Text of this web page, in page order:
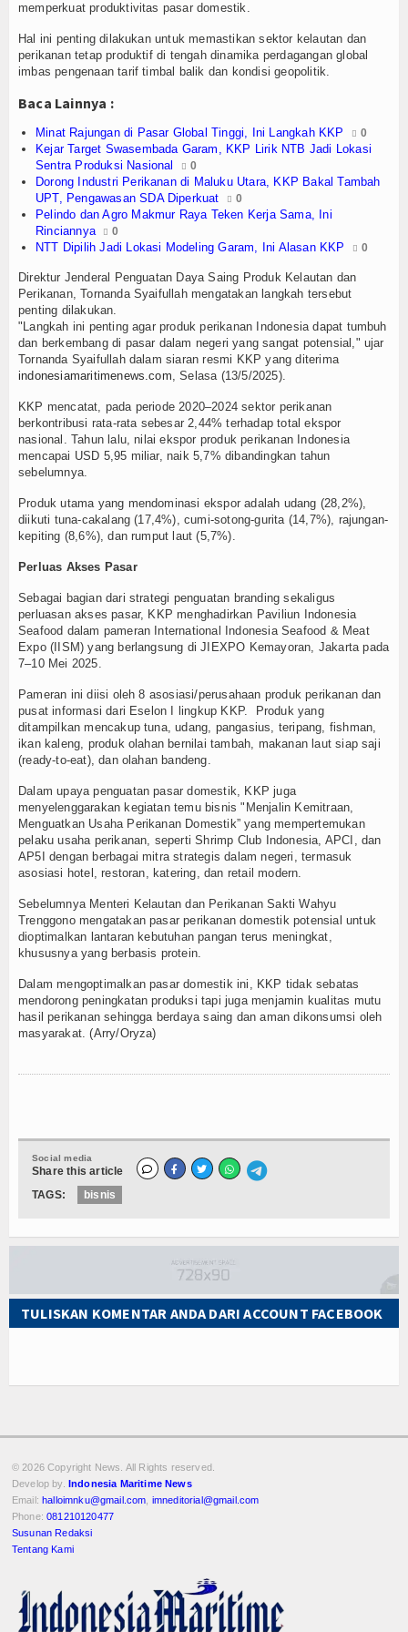
Perhubungan
Religi
Pelabuhan
Politik
Seni & Budaya
Sorot
Tauziah
Tokoh
TV
Channel
memperkuat produktivitas pasar domestik.
Hal ini penting dilakukan untuk memastikan sektor kelautan dan
perikanan tetap produktif di tengah dinamika perdagangan global
imbas pengenaan tarif timbal balik dan kondisi geopolitik.
Baca Lainnya :
Minat Rajungan di Pasar Global Tinggi, Ini Langkah KKP 0
Kejar Target Swasembada Garam, KKP Lirik NTB Jadi Lokasi
Sentra Produksi Nasional
0
Dorong Industri Perikanan di Maluku Utara, KKP Bakal Tambah
UPT, Pengawasan SDA Diperkuat
0
Pelindo dan Agro Makmur Raya Teken Kerja Sama, Ini
Rinciannya
0
NTT Dipilih Jadi Lokasi Modeling Garam, Ini Alasan KKP 0
Direktur Jenderal Penguatan Daya Saing Produk Kelautan dan
Perikanan, Tornanda Syaifullah mengatakan langkah tersebut
penting dilakukan.
"Langkah ini penting agar produk perikanan Indonesia dapat tumbuh
dan berkembang di pasar dalam negeri yang sangat potensial," ujar
Tornanda Syaifullah dalam siaran resmi KKP yang diterima
indonesiamaritimenews.com, Selasa (13/5/2025).
KKP mencatat, pada periode 2020–2024 sektor perikanan
berkontribusi rata-rata sebesar 2,44% terhadap total ekspor
nasional. Tahun lalu, nilai ekspor produk perikanan Indonesia
mencapai USD 5,95 miliar, naik 5,7% dibandingkan tahun
sebelumnya.
Produk utama yang mendominasi ekspor adalah udang (28,2%),
diikuti tuna-cakalang (17,4%), cumi-sotong-gurita (14,7%), rajungan-
kepiting (8,6%), dan rumput laut (5,7%).
Perluas Akses Pasar
Sebagai bagian dari strategi penguatan branding sekaligus
perluasan akses pasar, KKP menghadirkan Paviliun Indonesia
Seafood dalam pameran International Indonesia Seafood & Meat
Expo (IISM) yang berlangsung di JIEXPO Kemayoran, Jakarta pada
7–10 Mei 2025.
Pameran ini diisi oleh 8 asosiasi/perusahaan produk perikanan dan
pusat informasi dari Eselon I lingkup KKP. Produk yang
ditampilkan mencakup tuna, udang, pangasius, teripang, fishman,
ikan kaleng, produk olahan bernilai tambah, makanan laut siap saji
(ready-to-eat), dan olahan bandeng.
Dalam upaya penguatan pasar domestik, KKP juga
menyelenggarakan kegiatan temu bisnis "Menjalin Kemitraan,
Menguatkan Usaha Perikanan Domestik” yang mempertemukan
pelaku usaha perikanan, seperti Shrimp Club Indonesia, APCI, dan
AP5I dengan berbagai mitra strategis dalam negeri, termasuk
asosiasi hotel, restoran, katering, dan retail modern.
Sebelumnya Menteri Kelautan dan Perikanan Sakti Wahyu
Trenggono mengatakan pasar perikanan domestik potensial untuk
dioptimalkan lantaran kebutuhan pangan terus meningkat,
khususnya yang berbasis protein.
Dalam mengoptimalkan pasar domestik ini, KKP tidak sebatas
mendorong peningkatan produksi tapi juga menjamin kualitas mutu
hasil perikanan sehingga berdaya saing dan aman dikonsumsi oleh
masyarakat. (Arry/Oryza)
Social media
Share this article
TAGS:
bisnis
TULISKAN KOMENTAR ANDA DARI ACCOUNT FACEBOOK
© 2026 Copyright News. All Rights reserved.
Develop by. Indonesia Maritime News
Email:halloimnku@gmail.com imneditorial@gmail.com
Phone:081210120477
Susunan Redaksi
Tentang Kami